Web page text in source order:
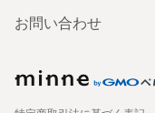
お問い合わせ